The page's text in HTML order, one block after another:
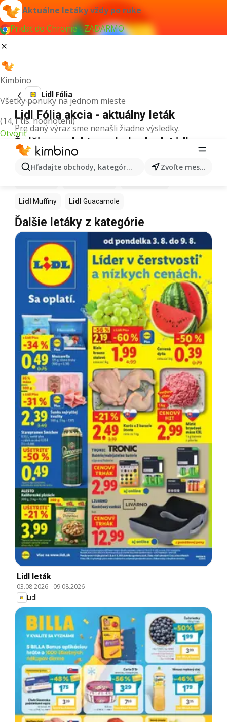
Aktuálne letáky vždy po ruke
Pridať do Chrome - ZADARMO
Kimbino
Všetky ponuky na jednom mieste
(14,1 tis. hodnotení)
Otvoriť
Hľadajte obchody, kategórie, produkty... Zvoľte mesto
Lidl Fólia
Lidl Fólia akcia - aktuálny leták
Pre daný výraz sme nenašli žiadne výsledky.
Ďalšie produkty v obchodoch Lidl
Lidl Muffiny Lidl Guacamole
Ďalšie letáky z kategórie
Lidl leták
03.08.2026- 09.08.2026
Lidl